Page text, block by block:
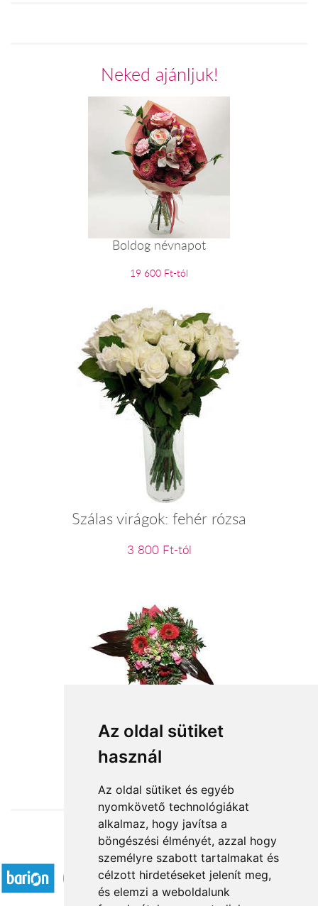
Az oldal sütiket
használ
Az oldal sütiket és egyéb
nyomkövető technológiákat
alkalmaz, hogy javítsa a
böngészési élményét, azzal hogy
személyre szabott tartalmakat és
célzott hirdetéseket jelenít meg,
és elemzi a weboldalunk
Neked ajánljuk!
Boldog névnapot
19 600 Ft-tól
Szálas virágok: fehér rózsa
3 800 Ft-tól
Új szerelem
25 600 Ft-tól
Elfogadott fizetési módok